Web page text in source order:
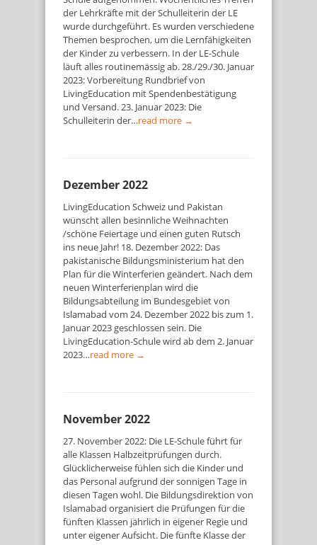
der Lehrkräfte mit der Schulleiterin der LE
wurde durchgeführt. Es wurden verschiedene
Themen besprochen, um die Lernfähigkeiten
der Kinder zu verbessern. In der LE-Schule
läuft alles routinemässig ab. 28./29./30. Januar
2023: Vorbereitung Rundbrief von
LivingEducation mit Spendenbestätigung
und Versand. 23. Januar 2023: Die
Schulleiterin der…read more →
Dezember 2022
LivingEducation Schweiz und Pakistan
wünscht allen besinnliche Weihnachten
/schöne Feiertage und einen guten Rutsch
ins neue Jahr! 18. Dezember 2022: Das
pakistanische Bildungsministerium hat den
Plan für die Winterferien geändert. Nach dem
neuen Winterferienplan wird die
Bildungsabteilung im Bundesgebiet von
Islamabad vom 24. Dezember 2022 bis zum 1.
Januar 2023 geschlossen sein. Die
LivingEducation-Schule wird ab dem 2. Januar
2023…read more →
November 2022
27. November 2022: Die LE-Schule führt für
alle Klassen Halbzeitprüfungen durch.
Glücklicherweise fühlen sich die Kinder und
das Personal aufgrund der sonnigen Tage in
diesen Tagen wohl. Die Bildungsdirektion von
Islamabad organisiert die Prüfungen für die
fünften Klassen jährlich in eigener Regie und
unter eigener Aufsicht. Die fünfte Klasse der